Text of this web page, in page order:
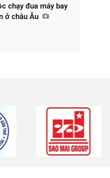
chạy đua máy bay
ở châu Âu